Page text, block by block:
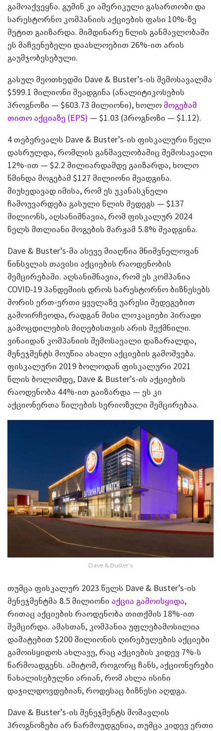
გამოაქვეყნა. გუშინ კი ამერიკული გასართობი და
სარესტორნო კომპანიის აქციების ფასი 10%-ზე
მეტით გაიზარდა. მიმდინარე წლის განმავლობაში
ეს მაჩვენებელი დაახლოებით 26%-ით არის
გაუმჯობესებული.
გასულ მეოთხედში Dave & Buster’s-ის შემოსავალმა
$599.1 მილიონი შეადგინა (ანალიტიკოსების
პროგნოზი — $603.73 მილიონი), ხოლომოგებამ
თითო აქციაზე (EPS) — $1.03 (პროგნოზი — $1.12).
4 თებერვალს Dave & Buster’s-ის ფისკალური წელი
დასრულდა, რომლის განმავლობაშიც შემოსავალი
12%-ით — $2.2 მილიარდამდე გაიზარდა, ხოლო
წმინდა მოგებამ $127 მილიონი შეადგინა.
მიუხედავად იმისა, რომ ეს უკანასკნელი
ჩამოუვარდება გასული წლის შედეგს — $137
მილიონს, აღსანიშნავია, რომ ფისკალურ 2024
წელს მთლიანი მოგების მარჟამ 5.8% შეადგინა.
Dave & Buster’s-მა ასევე მიაღწია მნიშვნელოვან
წინსვლას თავისი აქციების რაოდენობის
შემცირებაში. აღსანიშნავია, რომ ეს კომპანია
COVID-19 პანდემიის დროს სარესტორნო ბიზნესებს
შორის ერთ-ერთი ყველაზე უარესი შედეგებით
გამოირჩეოდა, რადგან მისი ლოკაციები პირადი
გამოცდილების მიღებისთვის არის შექმნილი.
ვინაიდან კომპანიის შემოსავალი დაზარალდა,
მენეჯმენტს მოუწია ახალი აქციების გამოშვება.
ფისკალური 2019 ბოლოდან ფისკალური 2021
წლის ბოლომდე, Dave & Buster’s-ის აქციების
რაოდენობა 44%-ით გაიზარდა — ეს კი
აქციონერთა წილების სერიოზული შემცირებაა.
Dave & Buster’s
თუმცა ფისკალურ 2023 წელს Dave & Buster’s-ის
მენეჯმენტმა 8.5 მილიონი აქცია გამოისყიდა,
რითაც აქციების რაოდენობა თითქმის 18%-ით
შემცირდა. ამასთან, კომპანია უფლებამოსილია
დამატებით $200 მილიონის ღირებულების აქციები
გამოისყიდოს ახლავე, რაც აქციების კიდევ 7%-ს
წარმოადგენს. ამიტომ, როგორც ჩანს, აქციონერები
წახალისებულნი არიან, რომ ახლა ისინი
დაჯილდოვდებიან, როდესაც ბიზნესი აღდგა.
Dave & Buster’s-ის მენეჯმენტს მომავლის
პროგნოზები არ წარმოუდგენია, თუმცა კიდევ ერთი